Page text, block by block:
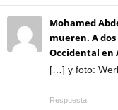
Mohamed
mueren. A
Occidental en
[…] y foto:
Respuesta